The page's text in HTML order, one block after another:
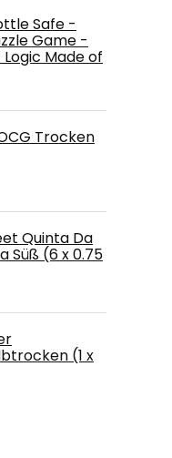
Safe -
Game -
Made of
Trocken
Quinta Da
Süß (6 x 0.75
(1 x